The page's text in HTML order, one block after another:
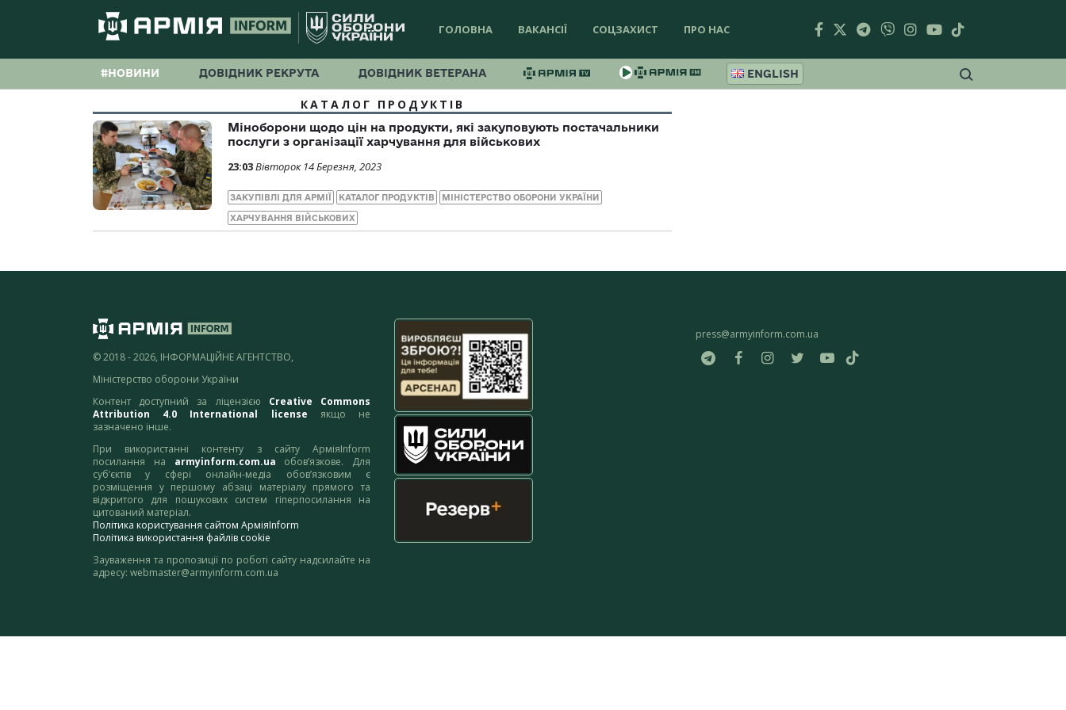
ГОЛОВНА ВАКАНСІЇ СОЦЗАХИСТ ПРО НАС
#НОВИНИ ДОВІДНИК РЕКРУТА ДОВІДНИК ВЕТЕРАНА ENGLISH
КАТАЛОГ ПРОДУКТІВ
Міноборони щодо цін на продукти, які закуповують постачальники
послуги з організації харчування для військових
23:03Вівторок 14 Березня, 2023
ЗАКУПІВЛІ ДЛЯ АРМІЇ КАТАЛОГ ПРОДУКТІВ МІНІСТЕРСТВО ОБОРОНИ УКРАЇНИ
ХАРЧУВАННЯ ВІЙСЬКОВИХ
© 2018 - 2026, ІНФОРМАЦІЙНЕ АГЕНТСТВО,
Міністерство оборони України
Контент доступний за ліцензією Creative Commons
Attribution 4.0 International license якщо не
зазначено інше.
При використанні контенту з сайту АрміяInform
посилання на armyinform.com.ua обов’язкове. Для
суб’єктів у сфері онлайн-медіа обов’язковим є
розміщення у першому абзаці матеріалу прямого та
відкритого для пошукових систем гіперпосилання на
цитований матеріал.
Політика користування сайтом АрміяInform
Політика використання файлів cookie
Зауваження та пропозиції по роботі сайту надсилайте на
адресу: webmaster@armyinform.com.ua
press@armyinform.com.ua